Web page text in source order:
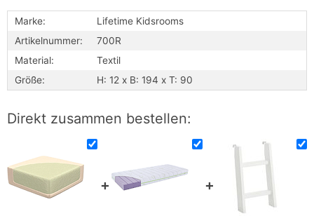
Marke:
Lifetime Kidsrooms
Artikelnummer:
700R
Material:
Textil
Größe:
H: 12 x B: 194 x T: 90
Direkt zusammen bestellen: